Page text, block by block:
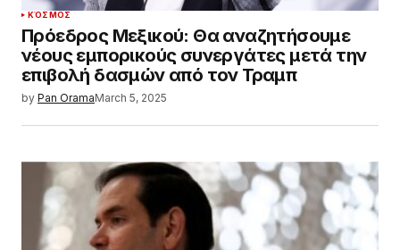
ΚΌΣΜΟΣ
Πρόεδρος Μεξικού: Θα αναζητήσουμε
νέους εμπορικούς συνεργάτες μετά την
επιβολή δασμών από τον Τραμπ
by Pan OramaMarch 5, 2025